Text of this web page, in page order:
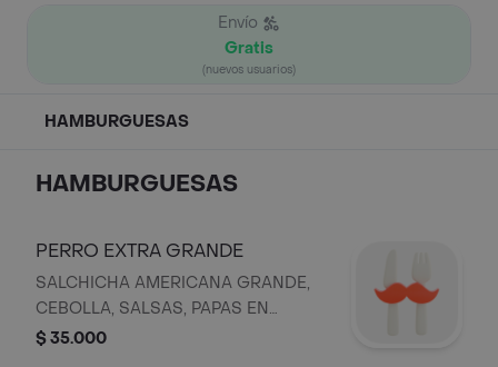
Envío
Gratis
(nuevos usuarios)
HAMBURGUESAS
HAMBURGUESAS
PERRO EXTRA GRANDE
SALCHICHA AMERICANA GRANDE,
CEBOLLA, SALSAS, PAPAS EN
FOSFORITO, Y PAN.
$ 35.000